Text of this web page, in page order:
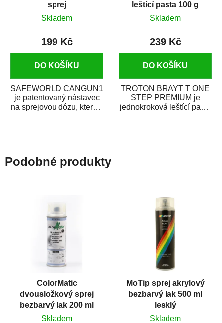
sprej
Skladem
199 Kč
DO KOŠÍKU
SAFEWORLD CANGUN1
je patentovaný nástavec
na sprejovou dózu, který ji
leštící pasta 100 g
Skladem
239 Kč
DO KOŠÍKU
TROTON BRAYT T ONE
STEP PREMIUM je
jednokroková leštící pasta
Podobné produkty
ColorMatic
dvousložkový sprej
bezbarvý lak 200 ml
Skladem
MoTip sprej akrylový
bezbarvý lak 500 ml
lesklý
Skladem